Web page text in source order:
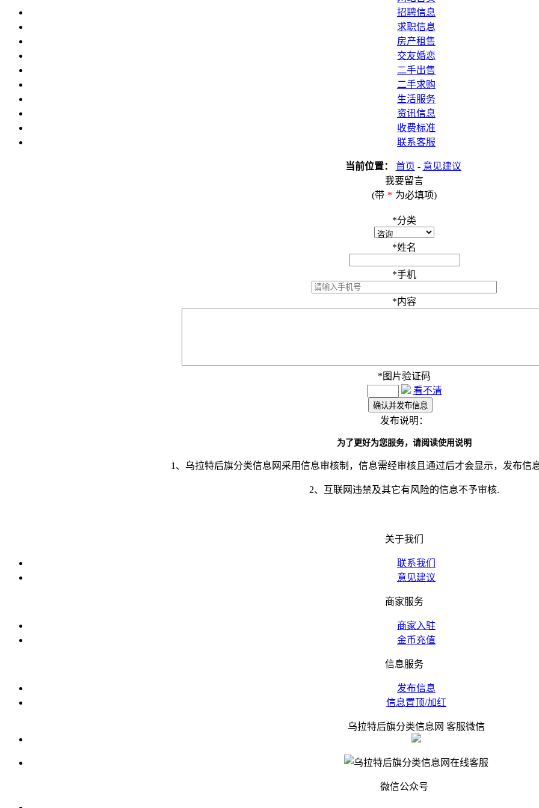
招聘信息
求职信息
房产租售
交友婚恋
二手出售
二手求购
生活服务
资讯信息
收费标准
联系客服
当前位置： 首页 - 意见建议
我要留言
(带 * 为必填项)
*分类
*姓名
*手机
*内容
* 图片验证码
看不清
发布说明：
为了更好为您服务，请阅读使用说明
1、乌拉特后旗分类信息网采用信息审核制，信息需经审核且通过后才会显示，发布信
2、互联网违禁及其它有风险的信息不予审核.
关于我们
联系我们
意见建议
商家服务
商家入驻
金币充值
信息服务
发布信息
信息置顶/加红
乌拉特后旗分类信息网 客服微信
微信公众号